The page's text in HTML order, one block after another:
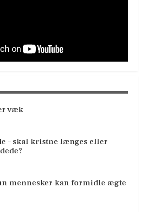
væk
– skal kristne længes eller
mennesker kan formidle ægte